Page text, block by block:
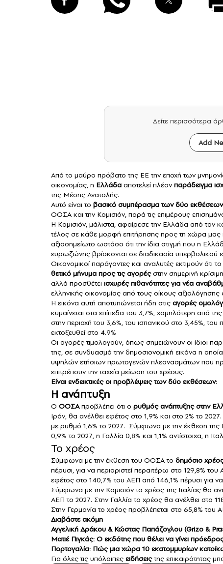
Δείτε περισσότερα
Add
Από το μαύρο πρόβατο της ΕΕ την εποχή των
οικονομίας, η Ελλάδα αποτελεί πλέονπαράδειγμα
της Μέσης Ανατολής.
Αυτό είναι το βασικό συμπέρασμα των δύο εκθέσεων
ΟΟΣΑ και την Κομισιόν, παρά τις επιμέρους
Η Κομισιόν, μάλιστα, αφαίρεσε την Ελλάδα από
τέλος σε κάθε μορφή επιτήρησης προς τη χώρα μας
αξιοσημείωτο ωστόσο ότι την ίδια στιγμή που η
ευρωζώνης βρίσκονται σε διαδικασία υπερβολικού
Οικονομικοί παράγοντες και αναλυτές εκτιμούν ότι το
θετικό μήνυμα προς τις αγορέςστην σημερινή
αλλά προσθέτει ισχυρές πιθανότητες για νέα
ελληνικής οικονομίας από τους οίκους
Η εικόνα αυτή αποτυπώνεται ήδη στις αγορές
κυμαίνεται στα επίπεδα του 3,7%, χαμηλότερη από
στην περιοχή του 3,6%, του ισπανικού στο 3,45%,
εκτοξευθεί στο 4.9%
Οι αγορές τιμολογούν, όπως σημειώνουν οι ίδιοι
της, σε συνδυασμό την δημοσιονομική εικόνα η
υψηλών ετήσιων πρωτογενών πλεονασμάτων που
επιτρέπουν την ταχεία μείωση του χρέους.
Είναι ενδεικτικές οι προβλέψεις των δύο εκθέσεων:
Η ανάπτυξη
Ο ΟΟΣΑπροβλέπει ότι ο ρυθμός ανάπτυξης στην
Ιράν, θα ανέλθει εφέτος στο 1,9% και στο 2% το
με ρυθμό 1,6% το 2027. Σύμφωνα με την έκθεση της
0,9% το 2027, η Γαλλία 0,8% και 1,1% αντίστοιχα, η
Το χρέος
Σύμφωνα με την έκθεση του ΟΟΣΑ το δημόσιο
πέρυσι, για να περιοριστεί περαιτέρω στο 129,8%
εφέτος στο 140,7% του ΑΕΠ από 146,1% πέρυσι για
Σύμφωνα με την Κομισιόν το χρέος της Ιταλίας θα
ΑΕΠ το 2027. Στην Γαλλία το χρέος θα ανέλθει στο
Στην Γερμανία το χρέος προβλέπεται στο 65,8%
Διαβάστε ακόμη
Αγγελική Δράκου & Κώστας Παπάζογλου (Grizo &
Ματιέ Πιγκάς: Ο εκδότης που θέλει να γίνει
Πορτογαλία: Πώς μια χώρα 10 εκατομμυρίων
Για όλες τις υπόλοιπες ειδήσειςτης επικαιρότητας